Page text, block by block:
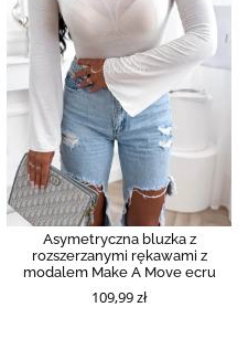
Asymetryczna bluzka z
rozszerzanymi rękawami z
modalem Make A Move ecru
109,99 zł